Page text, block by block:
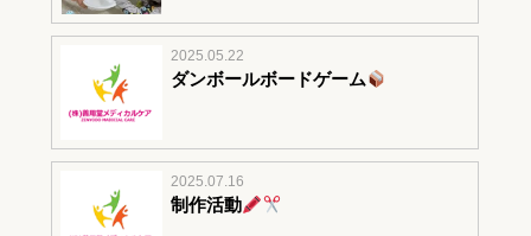
2025.05.22
ダンボールボードゲーム
2025.07.16
制作活動